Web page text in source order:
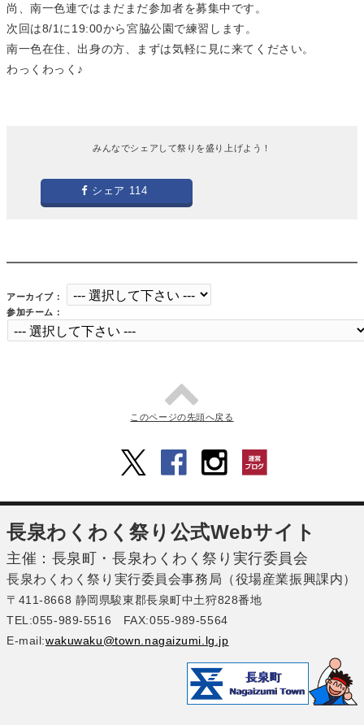
尚、南一色連ではまだまだ参加者を募集中です。
次回は8/1に19:00から宮脇公園で練習します。
南一色在住、出身の方、まずは気軽に見に来てください。
わっくわっく♪
みんなでシェアして祭りを盛り上げよう！
シェア 114
アーカイブ：
参加チーム：
このページの先頭へ戻る
長泉わくわく祭り公式Webサイト
主催：長泉町・長泉わくわく祭り実行委員会
長泉わくわく祭り実行委員会事務局（役場産業振興課内）
〒411-8668 静岡県駿東郡長泉町中土狩828番地
TEL:055-989-5516 FAX:055-989-5564
E-mail:wakuwaku@town.nagaizumi.lg.jp